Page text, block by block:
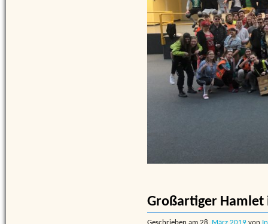
Großartiger
Geschrieben am 28. März 2019 von